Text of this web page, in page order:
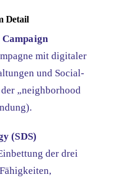
Detail
Campaign
mit digitaler
und Social-
„neighborhood
(SDS)
der drei